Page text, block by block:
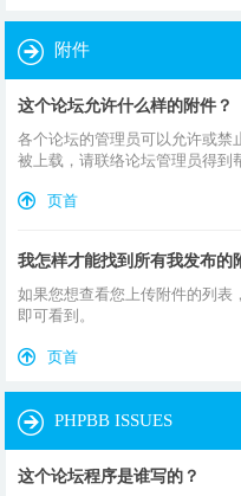
附件
这个论坛允许什么样的附件？
各个论坛的管理员可以允许或禁
被上载，请联络论坛管理员得到
页首
我怎样才能找到所有我发布的
如果您想查看您上传附件的列
即可看到。
页首
PHPBB ISSUES
这个论坛程序是谁写的？